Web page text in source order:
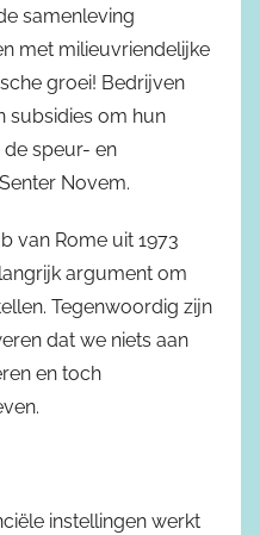
samenleving
met milieuvriendelijke
groei! Bedrijven
subsidies om hun
speur- en
Novem.
van Rome uit 1973
argument om
Tegenwoordig zijn
dat we niets aan
en toch
instellingen werkt